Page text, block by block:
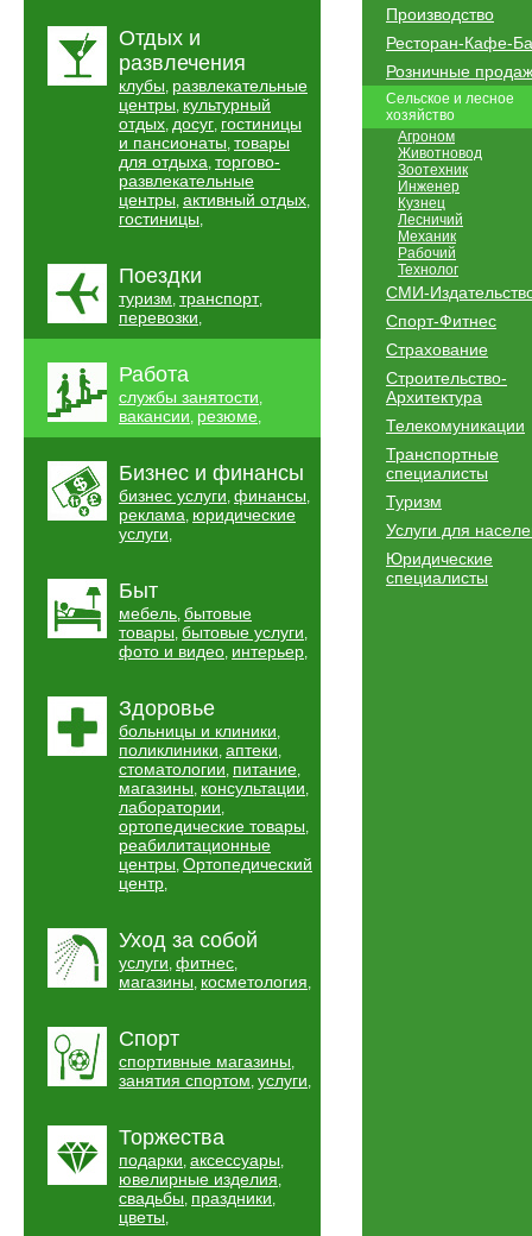
Отдых и
развлечения
клубы, развлекательные
центры, культурный
отдых, досуг, гостиницы
и пансионаты, товары
для отдыха, торгово-
развлекательные
центры, активный отдых,
гостиницы,
Поездки
туризм, транспорт,
перевозки,
Работа
службы занятости,
вакансии, резюме,
Бизнес и финансы
бизнес услуги, финансы,
реклама, юридические
услуги,
Быт
мебель, бытовые
товары, бытовые услуги,
фото и видео, интерьер,
Здоровье
больницы и клиники,
поликлиники, аптеки,
стоматологии, питание,
магазины, консультации,
лаборатории,
ортопедические товары,
реабилитационные
центры, Ортопедический
центр,
Уход за собой
услуги, фитнес,
магазины, косметология,
Спорт
спортивные магазины,
занятия спортом, услуги,
Торжества
подарки, аксессуары,
ювелирные изделия,
свадьбы, праздники,
цветы,
Производство
Ресторан-Кафе-
Розничные
Сельское и лесное
хозяйство
Агроном
Животновод
Зоотехник
Инженер
Кузнец
Лесничий
Механик
Рабочий
Технолог
СМИ-
Спорт-Фитнес
Страхование
Строительство-
Архитектура
Телекомуникации
Транспортные
специалисты
Туризм
Услуги для
Юридические
специалисты